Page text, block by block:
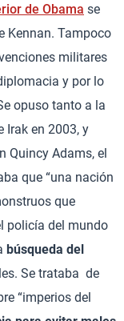
de Obama se
Kennan. Tampoco
militares
y por lo
opuso tanto a la
Irak en 2003, y
Quincy Adams, el
que “una nación
que
policía del mundo
búsqueda del
Se trataba de
“imperios del